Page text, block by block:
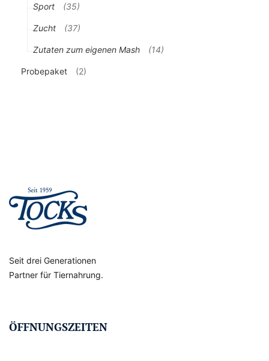
Sport (35)
Zucht (37)
Zutaten zum eigenen Mash (14)
Probepaket (2)
Seit drei Generationen
Partner für Tiernahrung.
ÖFFNUNGSZEITEN